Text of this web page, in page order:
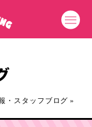
・スタッフブログ »